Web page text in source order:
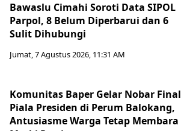
Bawaslu Cimahi Soroti Data SIPOL
Parpol, 8 Belum Diperbarui dan 6
Sulit Dihubungi
Jumat, 7 Agustus 2026, 11:31 AM
Komunitas Baper Gelar Nobar Final
Piala Presiden di Perum Balokang,
Antusiasme Warga Tetap Membara